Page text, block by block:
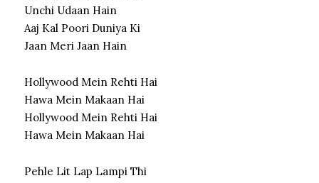
Unchi Udaan Hain
Aaj Kal Poori Duniya Ki
Jaan Meri Jaan Hain
Hollywood Mein Rehti Hai
Hawa Mein Makaan Hai
Hollywood Mein Rehti Hai
Hawa Mein Makaan Hai
Pehle Lit Lap Lampi Thi